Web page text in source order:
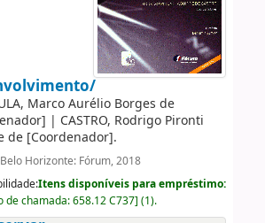
Marco Aurélio Borges de
| CASTRO, Rodrigo Pironti
de[Coordenador].
Belo Horizonte: Fórum, 2018
Itens disponíveis para empréstimo:
de chamada:658.12 C737] (1).